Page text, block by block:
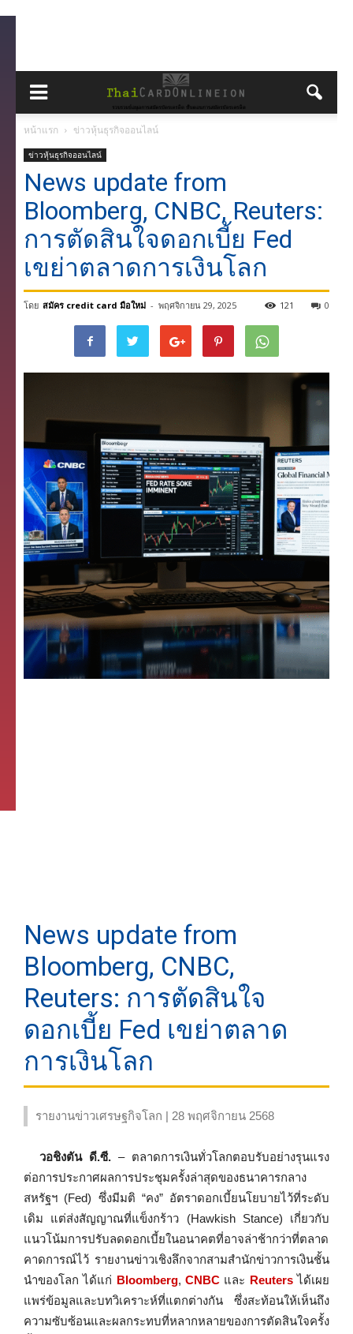
หน้าแรก ข่าวหุ้นธุรกิจออนไลน์
ข่าวหุ้นธุรกิจออนไลน์
News update from
Bloomberg, CNBC, Reuters:
การตัดสินใจดอกเบี้ย Fed
เขย่าตลาดการเงินโลก
โดย สมัคร credit card มือใหม่ - พฤศจิกายน 29, 2025 0
121
News update from
Bloomberg, CNBC,
Reuters: การตัดสินใจ
ดอกเบี้ย Fed เขย่าตลาด
การเงินโลก
รายงานข่าวเศรษฐกิจโลก | 28 พฤศจิกายน 2568
วอชิงตัน ดี.ซี. – ตลาดการเงินทั่วโลกตอบรับอย่างรุนแรง
ต่อการประกาศผลการประชุมครั้งล่าสุดของธนาคารกลาง
สหรัฐฯ (Fed) ซึ่งมีมติ “คง” อัตราดอกเบี้ยนโยบายไว้ที่ระดับ
เดิม แต่ส่งสัญญาณที่แข็งกร้าว (Hawkish Stance) เกี่ยวกับ
แนวโน้มการปรับลดดอกเบี้ยในอนาคตที่อาจล่าช้ากว่าที่ตลาด
คาดการณ์ไว้ รายงานข่าวเชิงลึกจากสามสำนักข่าวการเงินชั้น
นำของโลก ได้แก่ Bloomberg,CNBC และ Reutersได้เผย
แพร่ข้อมูลและบทวิเคราะห์ที่แตกต่างกัน ซึ่งสะท้อนให้เห็นถึง
ความซับซ้อนและผลกระทบที่หลากหลายของการตัดสินใจครั้ง